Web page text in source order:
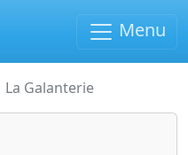
Menu
La Galanterie